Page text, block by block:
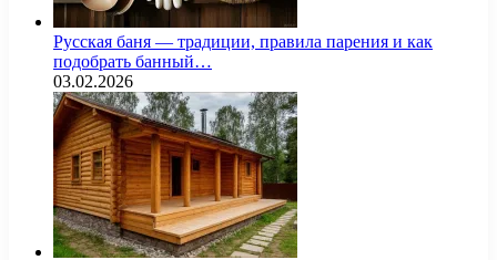
Русская баня — традиции, правила парения и как
подобрать банный…
03.02.2026